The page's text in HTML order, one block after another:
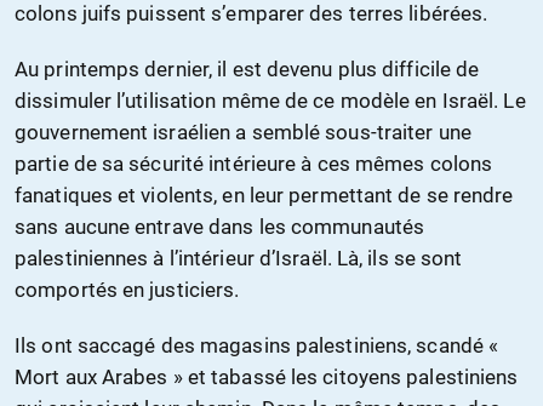
colons juifs puissent s’emparer des terres libérées.
Au printemps dernier, il est devenu plus difficile de
dissimuler l’utilisation même de ce modèle en Israël. Le
gouvernement israélien a semblé sous-traiter une
partie de sa sécurité intérieure à ces mêmes colons
fanatiques et violents, en leur permettant de se rendre
sans aucune entrave dans les communautés
palestiniennes à l’intérieur d’Israël. Là, ils se sont
comportés en justiciers.
Ils ont saccagé des magasins palestiniens, scandé «
Mort aux Arabes » et tabassé les citoyens palestiniens